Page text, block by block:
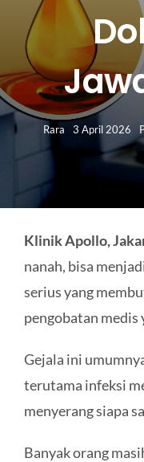
Search
for:
Rara 3 April 2026
Klinik Apollo,
nanah, bisa
serius yang
pengobatan medis
Gejala ini
terutama infeksi
menyerang siapa
Banyak orang